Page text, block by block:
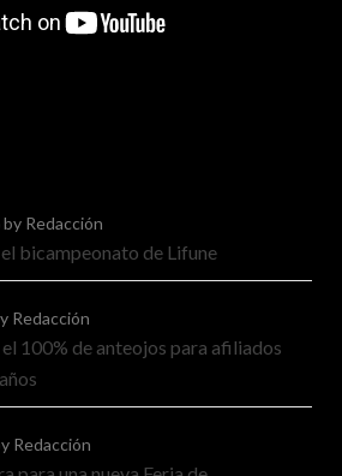
by Redacción
bicampeonato de Lifune
Redacción
100% de anteojos para afiliados
Redacción